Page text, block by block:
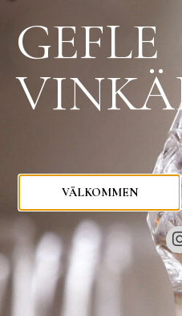
GEFLE
VÄLKOMMEN